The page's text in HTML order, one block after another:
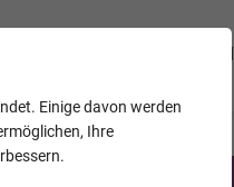
Einige davon werden
Ihre
UNTERNEHMEN